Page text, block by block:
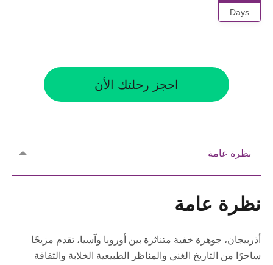
Days
احجز رحلتك الأن
نظرة عامة
نظرة عامة
أذربيجان، جوهرة خفية متناثرة بين أوروبا وآسيا، تقدم مزيجًا
ساحرًا من التاريخ الغني والمناظر الطبيعية الخلابة والثقافة